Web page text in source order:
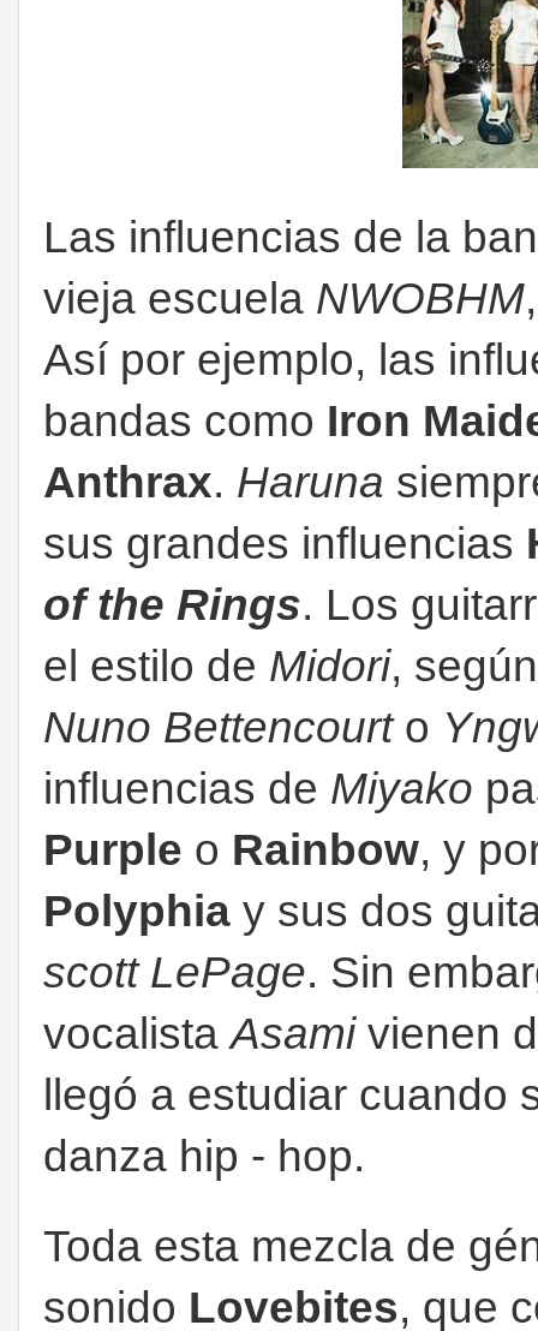
Las influencias de la
vieja escuela NWOBHM
Así por ejemplo, las
bandas como Iron
Anthrax. Haruna
sus grandes influencias
of the Rings. Los
el estilo de Midori,
Nuno Bettencourto
influencias de Miyako
Purple o Rainbow, y
Polyphia y sus dos
scott LePage. Sin
vocalistaAsamivienen
llegó a estudiar cuando
danza hip - hop.
Toda esta mezcla de
sonido Lovebites, que